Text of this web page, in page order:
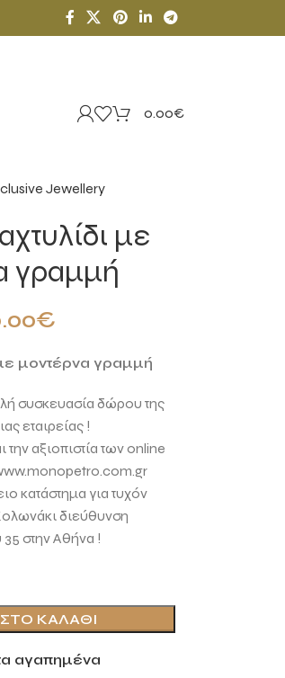
0.00€
Jewellery
με
γραμμή
€
μοντέρνα γραμμή
συσκευασία δώρου της
εταιρείας !
την αξιοπιστία των online
κατάστημα για τυχόν
διεύθυνση
στην Αθήνα !
ΚΑΛΆΘΙ
αγαπημένα